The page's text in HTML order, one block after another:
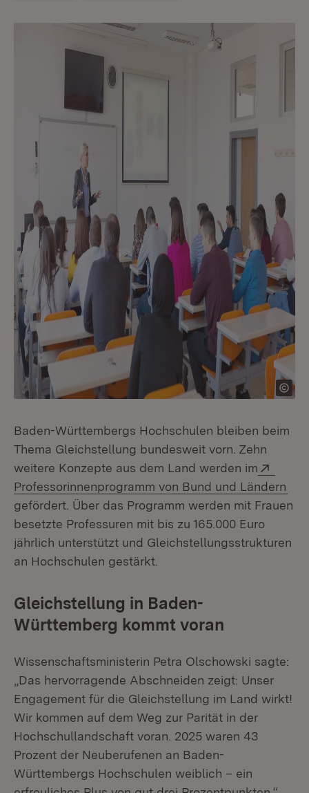
Baden-Württembergs Hochschulen bleiben beim
Thema Gleichstellung bundesweit vorn. Zehn
weitere Konzepte aus dem Land werden im
Professorinnenprogramm von Bund und Ländern
gefördert. Über das Programm werden mit Frauen
besetzte Professuren mit bis zu 165.000 Euro
jährlich unterstützt und Gleichstellungsstrukturen
an Hochschulen gestärkt.
Gleichstellung in Baden-
Württemberg kommt voran
Wissenschaftsministerin Petra Olschowski sagte:
„Das hervorragende Abschneiden zeigt: Unser
Engagement für die Gleichstellung im Land wirkt!
Wir kommen auf dem Weg zur Parität in der
Hochschullandschaft voran. 2025 waren 43
Prozent der Neuberufenen an Baden-
Württembergs Hochschulen weiblich – ein